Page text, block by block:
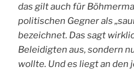
das gilt auch für
politischen Gegner als
bezeichnet. Das sagt
Beleidigten aus, sondern
wollte. Und es liegt an den